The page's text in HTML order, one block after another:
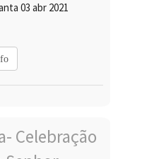
03 abr 2021